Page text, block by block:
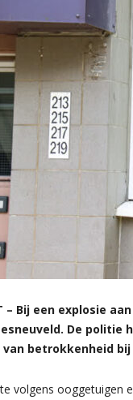
– Bij een explosie
De politie
betrokkenheid
volgens ooggetuigen